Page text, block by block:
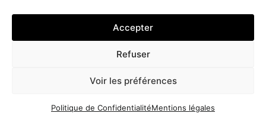
Accepter
Refuser
Voir les préférences
Politique de ConfidentialitéMentions légales
Je m'inscris
Site réalisé parMiloctav